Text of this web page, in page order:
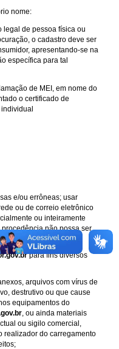
nome:
legal de pessoa física ou
o cadastro deve ser
apresentando-se na
específica para tal
de MEI, em nome do
o certificado de
e/ou errôneas; usar
ou de correio eletrônico
ou inteiramente
não possa ser
para fins diversos
arquivos com vírus de
destrutivo ou que cause
equipamentos do
, ou ainda materiais
ou sigilo comercial,
realizador do carregamento